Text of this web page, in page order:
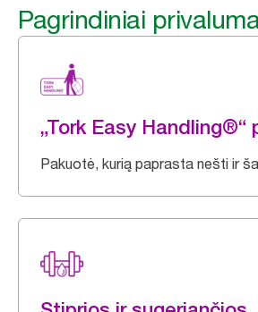
Pagrindiniai
„Tork Easy Handling®“
Pakuotė, kurią paprasta nešti ir